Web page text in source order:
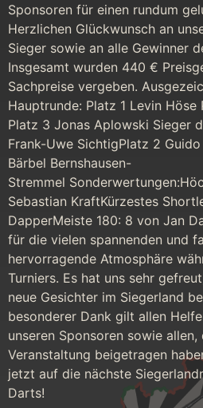
Sponsoren für einen rundum
Herzlichen Glückwunsch an
Sieger sowie an alle Gewinner
Insgesamt wurden 440 €
Sachpreise vergeben.
Hauptrunde: Platz 1 Levin
Platz 3 Jonas Aplowski Sieger
Frank-Uwe SichtigPlatz 2
Bärbel Bernshausen-
Stremmel
Sebastian KraftKürzestes
DapperMeiste 180: 8 von Jan
für die vielen spannenden und
hervorragende Atmosphäre
Turniers. Es hat uns sehr
neue Gesichter im Siegerland
besonderer Dank gilt allen
unseren Sponsoren sowie
Veranstaltung beigetragen
jetzt auf die nächste
Darts!